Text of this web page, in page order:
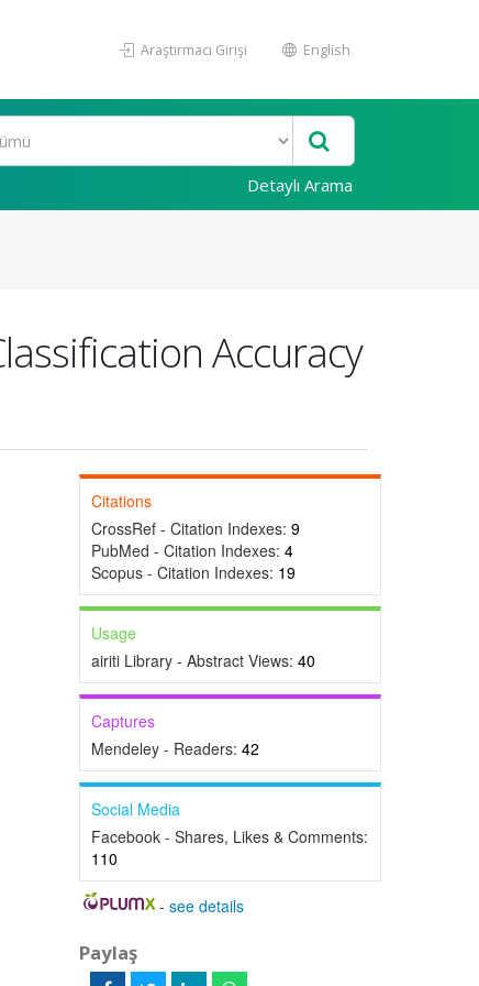
Araştırmacı Girişi English
Detaylı Arama
Accuracy
Citations
CrossRef - Citation Indexes: 9
PubMed - Citation Indexes: 4
Scopus - Citation Indexes: 19
Usage
airiti Library - Abstract Views: 40
Captures
Mendeley - Readers: 42
Social Media
Facebook - Shares, Likes & Comments:
110
-see details
Paylaş